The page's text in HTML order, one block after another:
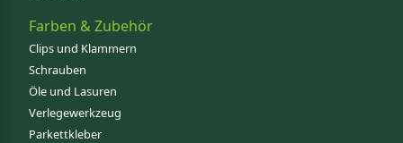
Farben & Zubehör
Clips und Klammern
Schrauben
Öle und Lasuren
Verlegewerkzeug
Parkettkleber